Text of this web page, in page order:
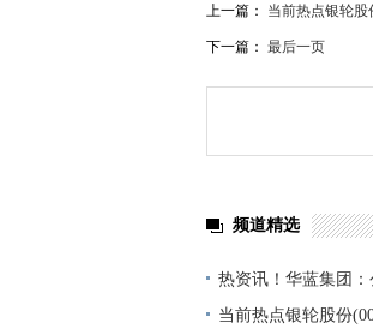
上一篇： 当前热点银轮股
下一篇： 最后一页
频道精选
热资讯！华蓝集团
套设施的建筑设计工
当前热点银轮股份